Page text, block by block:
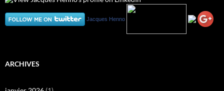
Jacques Henno
ARCHIVES